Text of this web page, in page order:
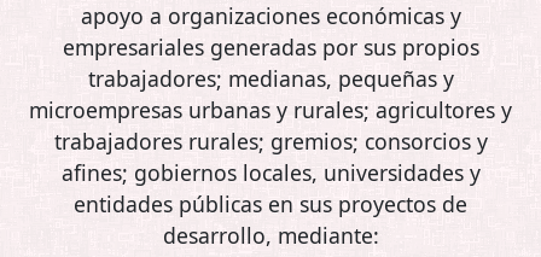
apoyo a organizaciones económicas y
empresariales generadas por sus propios
trabajadores; medianas, pequeñas y
microempresas urbanas y rurales; agricultores y
trabajadores rurales; gremios; consorcios y
afines; gobiernos locales, universidades y
entidades públicas en sus proyectos de
desarrollo, mediante: